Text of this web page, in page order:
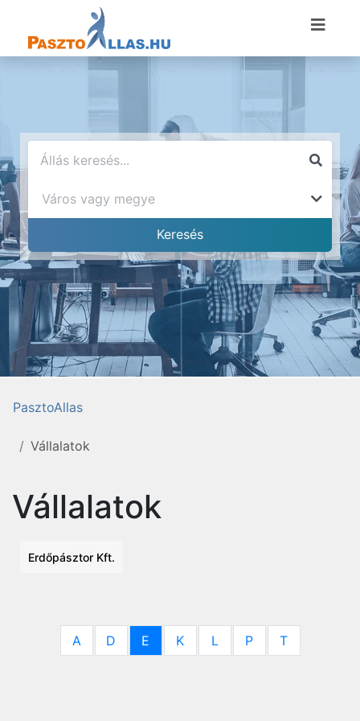
PasztoAllas
Vállalatok
Vállalatok
Erdőpásztor Kft.
A D E K L P T